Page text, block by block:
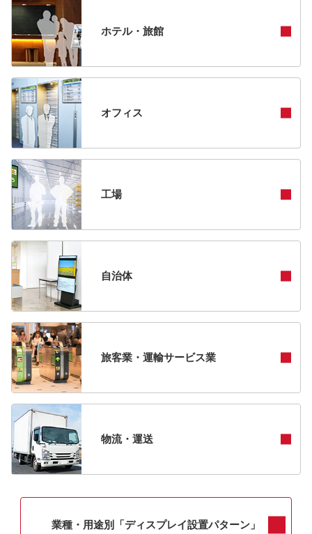
ホテル・旅館
オフィス
工場
自治体
旅客業・運輸サービス業
物流・運送
業種・用途別「ディスプレイ設置パターン」